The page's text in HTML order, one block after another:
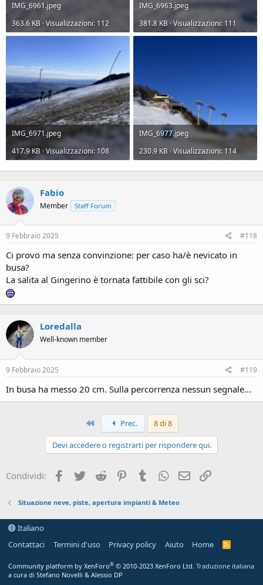
IMG_6961.jpeg
363.6 KB · Visualizzazioni: 112
IMG_6963.jpeg
381.8 KB · Visualizzazioni: 111
IMG_6971.jpeg
417.9 KB · Visualizzazioni: 108
IMG_6977.jpeg
230.9 KB · Visualizzazioni: 114
Fabio
Member Staff Forum
9 Febbraio 2025 #118
Ci provo ma senza convinzione: per caso ha/è nevicato in
busa?
La salita al Gingerino è tornata fattibile con gli sci?
Loredalla
Well-known member
9 Febbraio 2025 #119
In busa ha messo 20 cm. Sulla percorrenza nessun segnale...
Primo Prec. 8 di 8
Devi accedere o registrarti per rispondere qui.
Condividi: Facebook
Twitter Reddit PinterestTumblrWhatsApp
Email
Situazione neve, piste, apertura impianti & Meteo
Italiano
Contattaci
Termini d'uso Privacy policy Aiuto Home
R
Community platform by XenForo® © 2010-2023 XenForo Ltd. Traduzione italiana
a cura di Stefano Novelli & Alessio DP